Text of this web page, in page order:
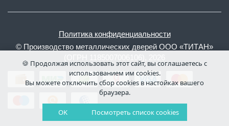
Политика конфиденциальности
© Производство металлических дверей ООО «ТИТАН»
🍪 Продолжая использовать этот сайт, вы соглашаетесь с
использованием им cookies.
Вы можете отключить сбор cookies в настойках вашего
браузера.
OK Посмотреть список cookies